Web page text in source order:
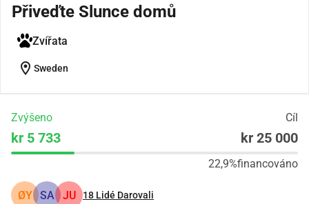
Přiveďte Slunce domů
Zvířata
location_on Sweden
Zvýšeno Cíl
kr 5 733 kr 25 000
22,9%financováno
ØY SA JU 18 Lidé Darovali